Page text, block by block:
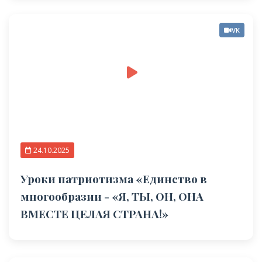
VK
24.10.2025
Уроки патриотизма «Единство в
многообразии - «Я, ТЫ, ОН, ОНА
ВМЕСТЕ ЦЕЛАЯ СТРАНА!»